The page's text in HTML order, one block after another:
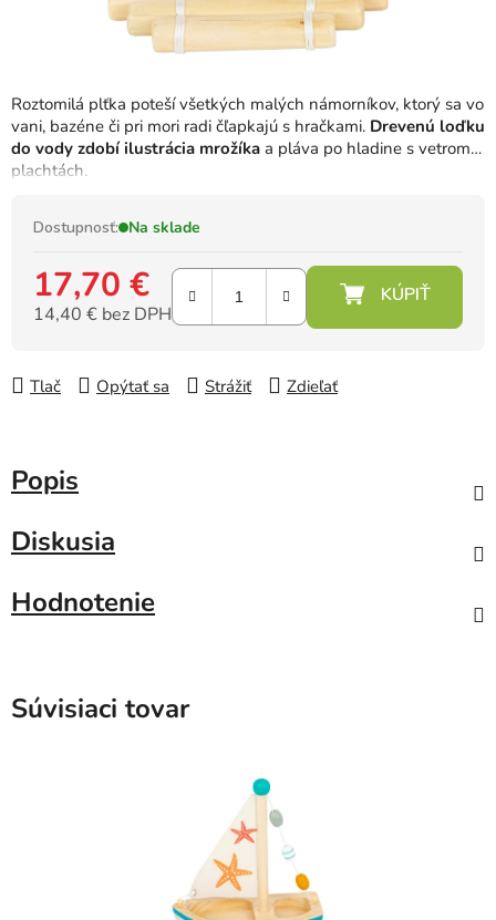
Roztomilá plťka poteší všetkých malých námorníkov, ktorý sa vo
vani, bazéne či pri mori radi čľapkajú s hračkami. Drevenú loďku
do vody zdobí ilustrácia mrožíka a pláva po hladine s vetrom v
plachtách.
Dostupnosť: Na sklade
17,70 €
14,40 € bez DPH
Tlač
Opýtať sa Strážiť Zdieľať
Popis
Diskusia
Hodnotenie
Súvisiaci tovar